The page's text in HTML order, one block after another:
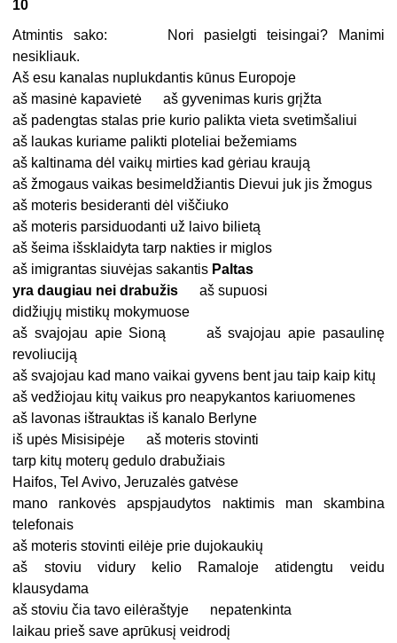
10
Atmintis sako: Nori pasielgti teisingai? Manimi
nesikliauk.
Aš esu kanalas nuplukdantis kūnus Europoje
aš masinė kapavietė aš gyvenimas kuris grįžta
aš padengtas stalas prie kurio palikta vieta svetimšaliui
aš laukas kuriame palikti ploteliai bežemiams
aš kaltinama dėl vaikų mirties kad gėriau kraują
aš žmogaus vaikas besimeldžiantis Dievui juk jis žmogus
aš moteris besideranti dėl viščiuko
aš moteris parsiduodanti už laivo bilietą
aš šeima išsklaidyta tarp nakties ir miglos
aš imigrantas siuvėjas sakantis Paltas
yra daugiau nei drabužis aš supuosi
didžiųjų mistikų mokymuose
aš svajojau apie Sioną aš svajojau apie pasaulinę
revoliuciją
aš svajojau kad mano vaikai gyvens bent jau taip kaip kitų
aš vedžiojau kitų vaikus pro neapykantos kariuomenes
aš lavonas ištrauktas iš kanalo Berlyne
iš upės Misisipėje aš moteris stovinti
tarp kitų moterų gedulo drabužiais
Haifos, Tel Avivo, Jeruzalės gatvėse
mano rankovės apspjaudytos naktimis man skambina
telefonais
aš moteris stovinti eilėje prie dujokaukių
aš stoviu vidury kelio Ramaloje atidengtu veidu
klausydama
aš stoviu čia tavo eilėraštyje nepatenkinta
laikau prieš save aprūkusį veidrodį